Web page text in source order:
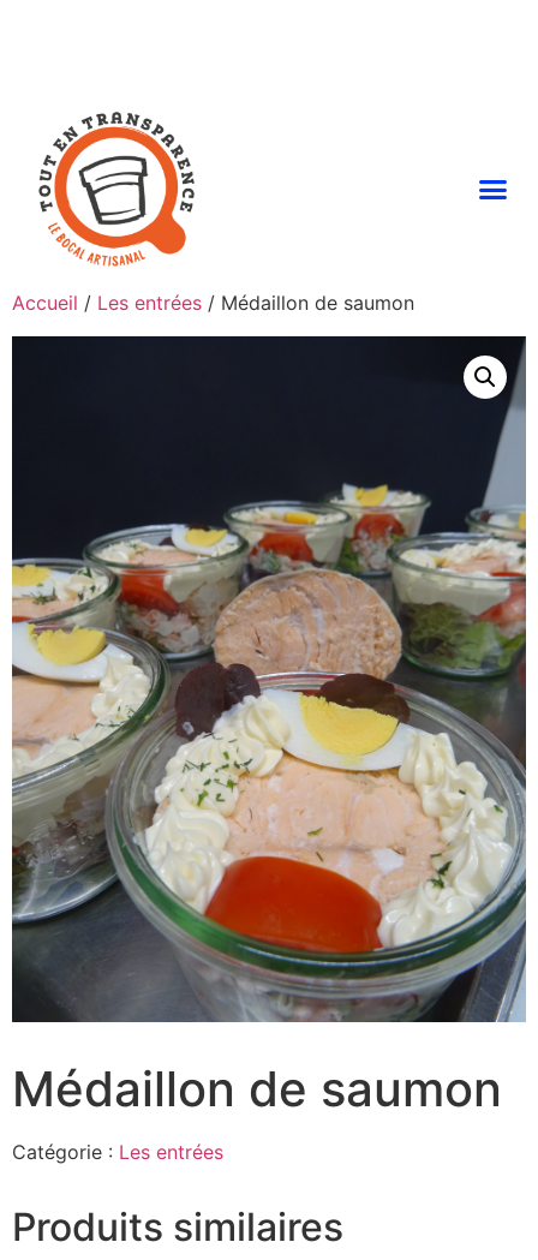
Accueil / Les entrées / Médaillon de saumon
Médaillon de saumon
Catégorie : Les entrées
Produits similaires